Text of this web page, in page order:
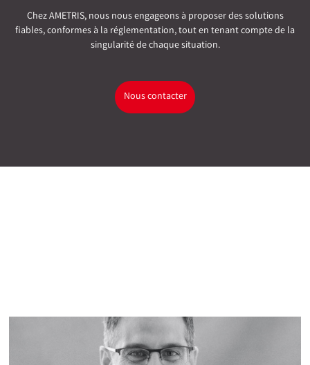
Chez AMETRIS, nous nous engageons à proposer des solutions
fiables, conformes à la réglementation, tout en tenant compte de la
singularité de chaque situation.
Nous contacter